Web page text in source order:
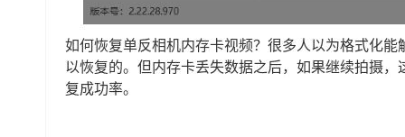
如何恢复单反相机内存卡视频？很多人以为格式化
以恢复的。但内存卡丢失数据之后，如果继续拍摄
复成功率。